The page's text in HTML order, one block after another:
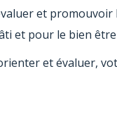
et
et pour le bien
et évaluer,